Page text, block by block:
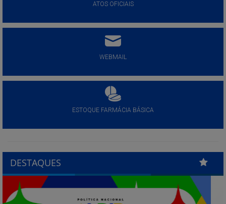
ATOS OFICIAIS
WEBMAIL
ESTOQUE FARMÁCIA BÁSICA
DESTAQUES